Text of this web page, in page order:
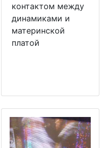
контактом между
динамиками и
материнской
платой